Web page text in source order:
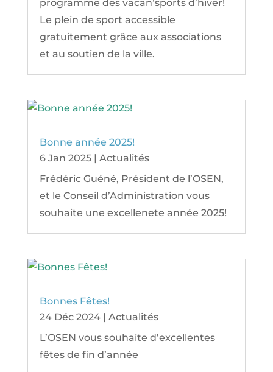
programme des vacan’sports d’hiver!
Le plein de sport accessible
gratuitement grâce aux associations
et au soutien de la ville.
Bonne année 2025!
6 Jan 2025| Actualités
Frédéric Guéné, Président de l’OSEN,
et le Conseil d’Administration vous
souhaite une excellenete année 2025!
Bonnes Fêtes!
24 Déc 2024| Actualités
L’OSEN vous souhaite d’excellentes
fêtes de fin d’année